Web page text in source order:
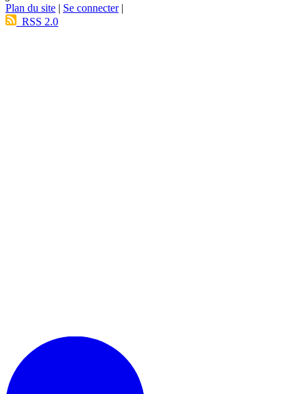
Plan du site | Se connecter|
RSS 2.0